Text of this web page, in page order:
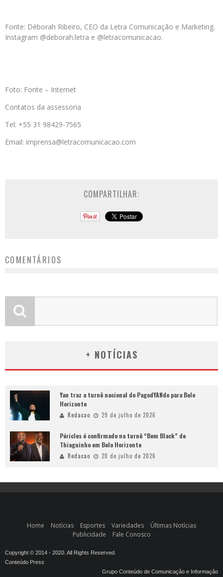
Fonte: Déborah Ribeiro, CEO da Letra Comunicação e Marketing.
Instagram @deborah.letra e @letracomunicacao.
Foto: Fonte – Internet
Contatos da assessoria
Tel: +55 31 98429-7565
Email: imprensa@letracomunicacao.com
COMPARTILHAR:
COMENTÁRIOS
+ NOTÍCIAS
Yan traz a turnê nacional do PagodYANdo para Belo
Horizonte
Redacao 29 de julho de 2026
Péricles é confirmado na turnê “Bem Black” de
Thiaguinho em Belo Horizonte
Redacao 20 de julho de 2026
Home Notícias Esportes Variedades
Últimas Notícias
Publicidade
Fale Conosco
Copyright © 2014 - 2020. All Rights Reserved.
Conteúdo Press
Grupo Conteúdo de Comunicação e Informação